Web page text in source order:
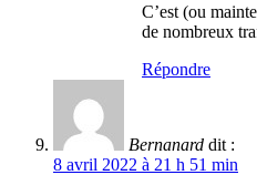
C’est (ou
de nombreux
Répondre
Bernanard dit :
8 avril 2022 à 21 h 51 min